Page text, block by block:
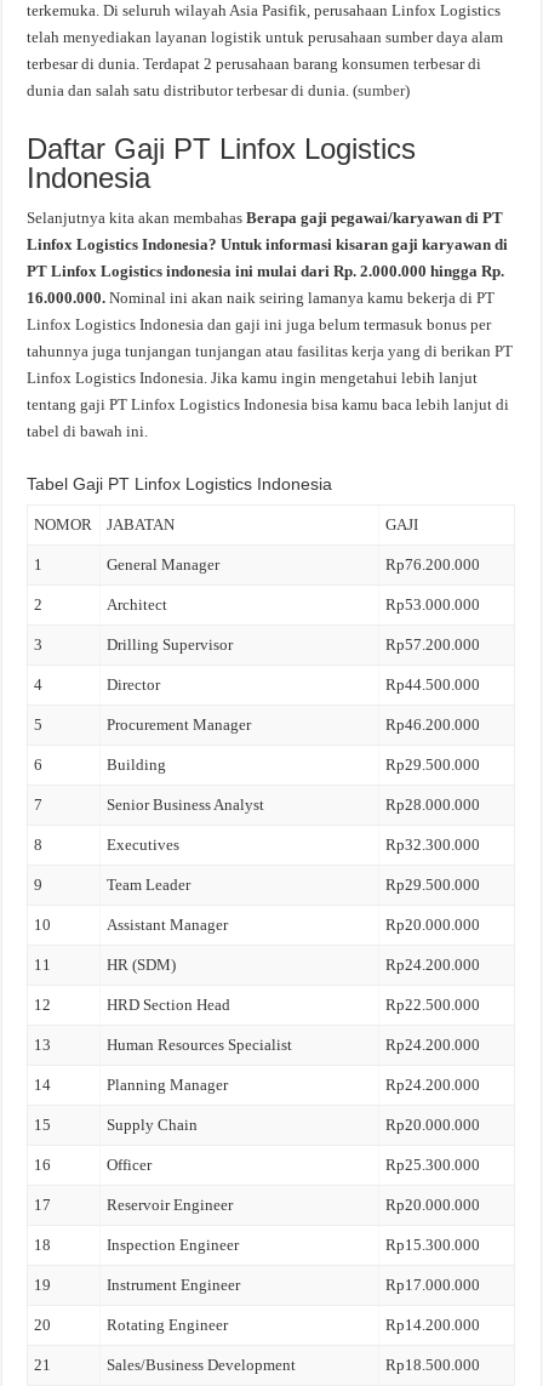
terkemuka. Di seluruh wilayah Asia Pasifik, perusahaan Linfox Logistics
telah menyediakan layanan logistik untuk perusahaan sumber daya alam
terbesar di dunia. Terdapat 2 perusahaan barang konsumen terbesar di
dunia dan salah satu distributor terbesar di dunia. (sumber)
Daftar Gaji PT Linfox Logistics
Indonesia
Selanjutnya kita akan membahasBerapa gaji pegawai/karyawan di PT
Linfox Logistics Indonesia? Untuk informasi kisaran gaji karyawan di
PT Linfox Logistics indonesia ini mulai dari Rp. 2.000.000 hingga Rp.
16.000.000.Nominal ini akan naik seiring lamanya kamu bekerja di PT
Linfox Logistics Indonesia dan gaji ini juga belum termasuk bonus per
tahunnya juga tunjangan tunjangan atau fasilitas kerja yang di berikan PT
Linfox Logistics Indonesia. Jika kamu ingin mengetahui lebih lanjut
tentang gaji PT Linfox Logistics Indonesia bisa kamu baca lebih lanjut di
tabel di bawah ini.
Tabel Gaji PT Linfox Logistics Indonesia
NOMOR JABATAN GAJI
1 General Manager Rp76.200.000
2 Architect Rp53.000.000
3 Drilling Supervisor Rp57.200.000
4 Director Rp44.500.000
5 Procurement Manager Rp46.200.000
6 Building Rp29.500.000
7 Senior Business Analyst Rp28.000.000
8 Executives Rp32.300.000
9 Team Leader Rp29.500.000
10 Assistant Manager Rp20.000.000
11 HR (SDM) Rp24.200.000
12 HRD Section Head Rp22.500.000
13 Human Resources Specialist Rp24.200.000
14 Planning Manager Rp24.200.000
15 Supply Chain Rp20.000.000
16 Officer Rp25.300.000
17 Reservoir Engineer Rp20.000.000
18 Inspection Engineer Rp15.300.000
19 Instrument Engineer Rp17.000.000
20 Rotating Engineer Rp14.200.000
21 Sales/Business Development Rp18.500.000